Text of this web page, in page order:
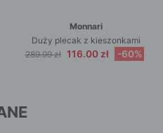
Monnari
Duży plecak z kieszonkami
289.99 zł 116.00 zł -60%